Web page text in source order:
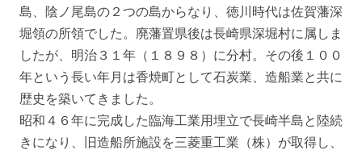
島、陰ノ尾島の２つの島からなり、徳川時代は佐賀藩深
堀領の所領でした。廃藩置県後は長崎県深堀村に属しま
したが、明治３１年（１８９８）に分村。その後１００
年という長い年月は香焼町として石炭業、造船業と共に
歴史を築いてきました。
昭和４６年に完成した臨海工業用埋立で長崎半島と陸続
きになり、旧造船所施設を三菱重工業（株）が取得し、